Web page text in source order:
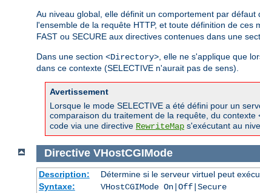
Au niveau global, elle définit un comportement par
l'ensemble de la requête HTTP, et toute définition de ces
FAST ou SECURE aux directives contenues dans une
Dans une section <Directory> , elle ne s'applique que
dans ce contexte (SELECTIVE n'aurait pas de sens).
Avertissement
Lorsque le mode SELECTIVE a été défini pour un
comparaison du traitement de la requête, du contexte
code via une directive RewriteMap s'exécutant au
Directive VHostCGIMode
Description:
Détermine si le serveur virtuel peut
Syntaxe:
VHostCGIMode On|Off|Secure